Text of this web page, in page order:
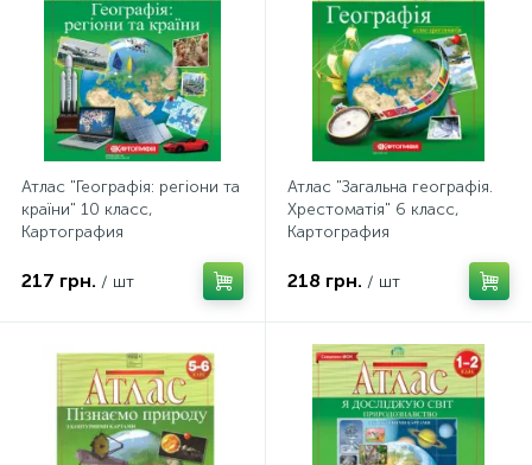
Атлас "Географія: регіони та
країни" 10 класс,
Картография
217 грн. / шт
Атлас "Загальна географiя.
Хрестоматія" 6 класс,
Картография
218 грн. / шт